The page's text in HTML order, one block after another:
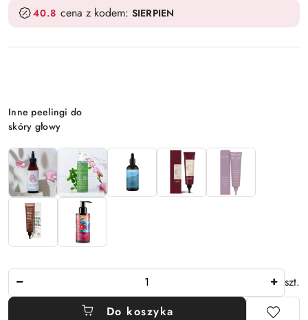
40.8 cena z kodem: SIERPIEN
Wariant
Inne peelingi do
skóry głowy
szt.
Do koszyka